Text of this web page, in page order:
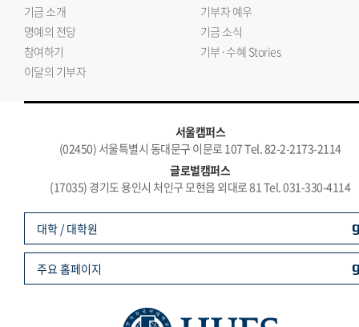
기금 소개
기부자 예우
명예의 전당
기금 소식
참여하기
기부·수혜 Stories
이달의 기부자
서울캠퍼스
(02450) 서울특별시 동대문구 이문로 107 Tel. 82-2-2173-2114
글로벌캠퍼스
(17035) 경기도 용인시 처인구 모현읍 외대로 81 Tel. 031-330-4114
대학 / 대학원
주요 홈페이지